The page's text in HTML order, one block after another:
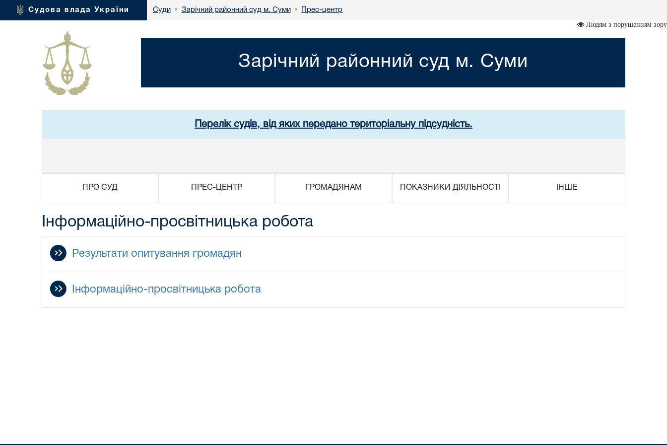
Судова влада України Суди • Зарічний районний суд м. Суми • Прес-центр
Людям з порушенням зору
Зарічний районний суд м. Суми
Перелік судів, від яких передано територіальну підсудність.
ПРО СУД ПРЕС-ЦЕНТР ГРОМАДЯНАМ ПОКАЗНИКИ ДІЯЛЬНОСТІ ІНШЕ
Інформаційно-просвітницька робота
Результати опитування громадян
Інформаційно-просвітницька робота